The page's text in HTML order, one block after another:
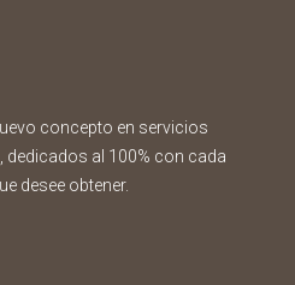
concepto en servicios
dedicados al 100% con cada
desee obtener.